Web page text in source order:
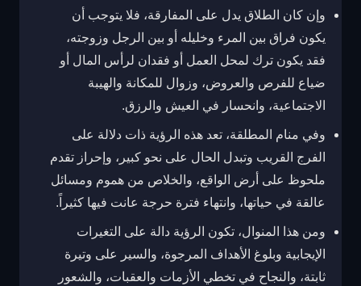
وإن كان الطلاق يدل على المفارقة، فلا يتوجب أن
يكون فراق بين المرء وخليله أو بين الرجل وزوجته،
فقد يكون ترك لمحل العمل أو فقدان لرأس المال أو
ضياع للفرص والعروض، وزوال للمكانة والهيبة
الاجتماعية، وانحسار في العيش والرزق.
وفي منام المطلقة، تعد هذه الرؤية ذات دلالة على
الفرج القريب وتبدل الحال على نحو كبير، وإحراز تقدم
ملحوظ على أرض الواقع، والخلاص من هموم ومسائل
عالقة في حياتها، وانتهاء فترة حرجة عانت فيها كثيراً.
ومن هذا المنوال، تكون الرؤية دالة على التغيرات
الإيجابية وبلوغ الأهداف المرجوة، والسير على وتيرة
ثابتة، والنجاح في تخطي الأزمات والعقبات، والشعور